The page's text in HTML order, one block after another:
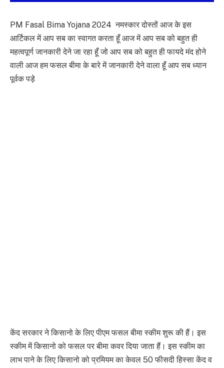
PM Fasal Bima Yojana 2024नमस्कार दोस्तों आज के इस
आर्टिकल में आप सब का स्वागत करता हूँ आज में आप सब को बहुत ही
महत्वपूर्ण जानकारी देने जा रहा हूँ जो आप सब को बहुत ही फायदे मंद होने
वाली आज हम फसल बीमा के बारे में जानकारी देने वाला हूँ आप सब ध्यान
पूर्वक पड़े
केंद सरकार ने किसानो के लिए पीएम फसल बीमा स्कीम शुरू की हैं। इस
स्कीम में किसानो को फसल पर बीमा कवर दिया जाता हैं। इस स्कीम का
लाभ पाने के लिए किसानो को प्रमियम का केवल 50 फीसदी हिस्सा केंद व